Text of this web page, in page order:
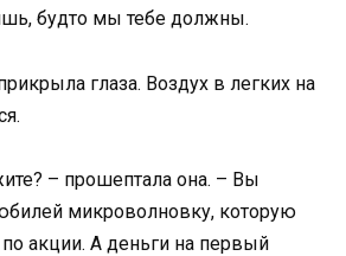
будто мы тебе должны.
глаза. Воздух в легких на
– прошептала она. – Вы
микроволновку, которую
акции. А деньги на первый